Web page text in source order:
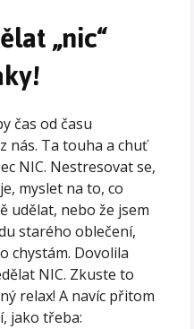
„nic“
čas od času
nás. Ta touha a chuť
NIC. Nestresovat se,
myslet na to, co
udělat, nebo že jsem
starého oblečení,
chystám. Dovolila
NIC. Zkuste to
relax! A navíc přitom
jako třeba: